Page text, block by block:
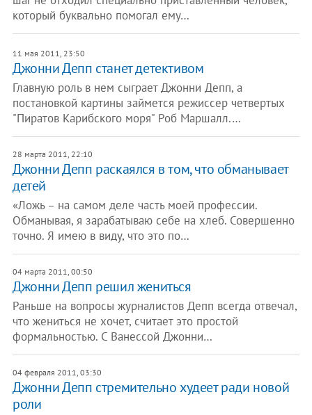
который буквально помогал ему…
11 мая 2011, 23:50
Джонни Депп станет детективом
Главную роль в нем сыграет Джонни Депп, а
постановкой картины займется режиссер четвертых
"Пиратов Карибского моря" Роб Маршалл.…
28 марта 2011, 22:10
Джонни Депп раскаялся в том, что обманывает
детей
«Ложь – на самом деле часть моей профессии.
Обманывая, я зарабатываю себе на хлеб. Совершенно
точно. Я имею в виду, что это по…
04 марта 2011, 00:50
Джонни Депп решил жениться
Раньше на вопросы журналистов Депп всегда отвечал,
что жениться не хочет, считает это простой
формальностью. С Ванессой Джонни…
04 февраля 2011, 03:30
Джонни Депп стремительно худеет ради новой
роли